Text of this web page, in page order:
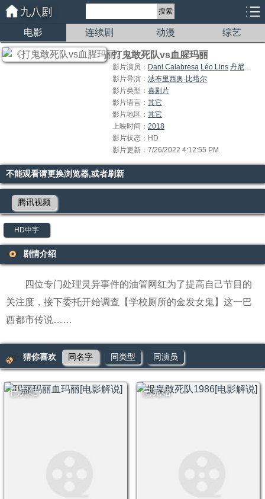
九八剧 搜索
电影 连续剧 动漫 综艺
打鬼敢死队vs血腥玛丽
影片演员： Dani Calabresa Léo Lins 丹尼尔·真蒂利
影片导演：法布里西奥·比塔尔
影片类型：喜剧片
影片语言：其它
影片地区：其它
上映时间：2018
影片状态：HD
影片更新：7/26/2022 4:12:55 PM
不能观看请更换浏览器,或者刷新
腾讯视频
HD中字
剧情介绍
四位专门处理灵异事件的油管网红为了提高自己节目的
关注度，接下委托开始调查【学校厕所的金发女鬼】这一巴
西都市传说……
猜你喜欢 同名字 同类型 同演员
已完结 已完结